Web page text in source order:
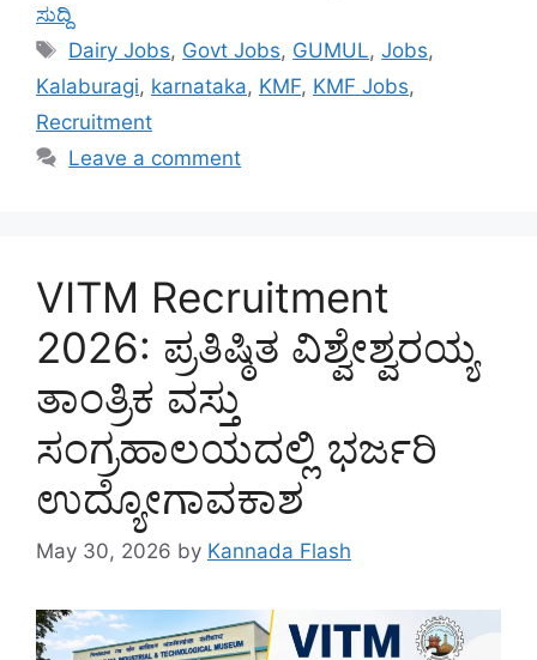
ಸುದ್ದಿ
Tags
Dairy Jobs, Govt Jobs, GUMUL,Jobs,
Kalaburagi, karnataka, KMF, KMF Jobs,
Recruitment
Leave a comment
VITM Recruitment
2026: ಪ್ರತಿಷ್ಠಿತ ವಿಶ್ವೇಶ್ವರಯ್ಯ
ತಾಂತ್ರಿಕ ವಸ್ತು
ಸಂಗ್ರಹಾಲಯದಲ್ಲಿ ಭರ್ಜರಿ
ಉದ್ಯೋಗಾವಕಾಶ
May 30, 2026 by Kannada Flash